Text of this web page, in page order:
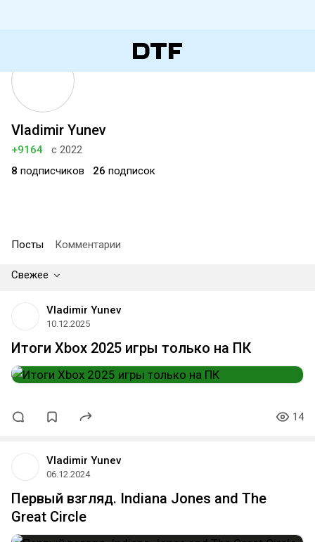
Vladimir Yunev
+9164
с 2022
8 подписчиков 26 подписок
Посты Комментарии
Свежее
Vladimir Yunev
10.12.2025
Итоги Xbox 2025 игры только на ПК
14
Vladimir Yunev
06.12.2024
Первый взгляд. Indiana Jones and The
Great Circle